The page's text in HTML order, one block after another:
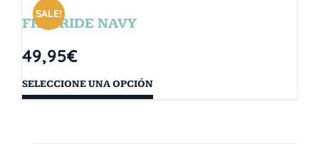
SALE!
FREERIDE NAVY
49,95€
SELECCIONE UNA OPCIÓN